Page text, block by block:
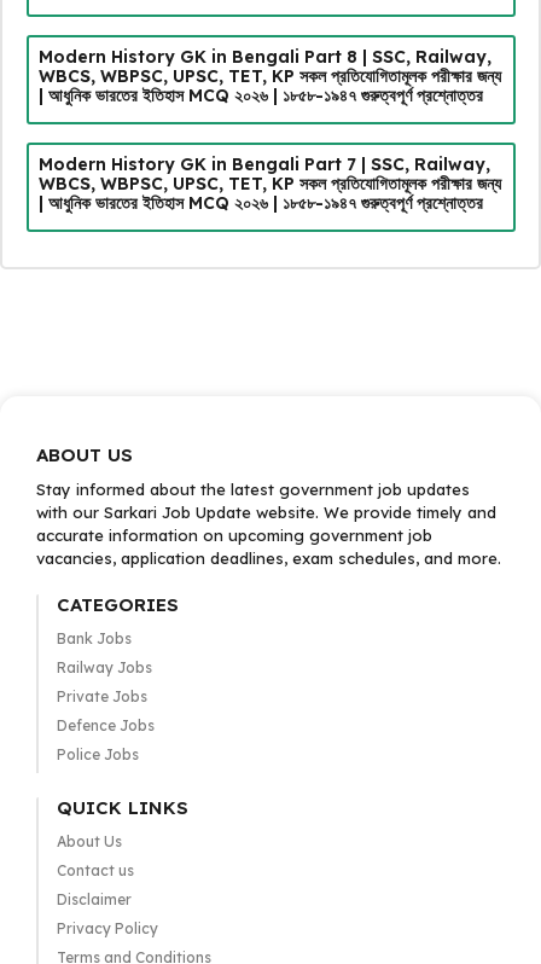
Modern History GK in Bengali Part 8 | SSC, Railway,
WBCS, WBPSC, UPSC, TET, KP সকল প্রতিযোগিতামূলক পরীক্ষার জন্য
| আধুনিক ভারতের ইতিহাস MCQ ২০২৬ | ১৮৫৮-১৯৪৭ গুরুত্বপূর্ণ প্রশ্নোত্তর
Modern History GK in Bengali Part 7 | SSC, Railway,
WBCS, WBPSC, UPSC, TET, KP সকল প্রতিযোগিতামূলক পরীক্ষার জন্য
| আধুনিক ভারতের ইতিহাস MCQ ২০২৬ | ১৮৫৮-১৯৪৭ গুরুত্বপূর্ণ প্রশ্নোত্তর
ABOUT US
Stay informed about the latest government job updates
with our Sarkari Job Update website. We provide timely and
accurate information on upcoming government job
vacancies, application deadlines, exam schedules, and more.
CATEGORIES
Bank Jobs
Railway Jobs
Private Jobs
Defence Jobs
Police Jobs
QUICK LINKS
About Us
Contact us
Disclaimer
Privacy Policy
Terms and Conditions